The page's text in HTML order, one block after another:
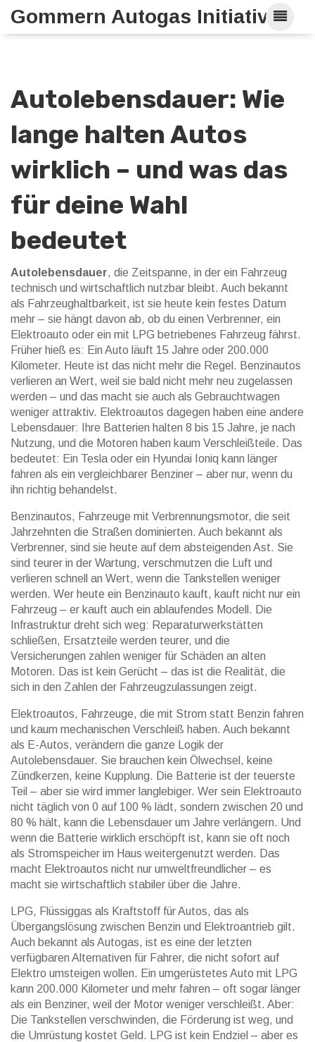
Gommern Autogas Initiative
Autolebensdauer: Wie
lange halten Autos
wirklich – und was das
für deine Wahl
bedeutet
Autolebensdauer, die Zeitspanne, in der ein Fahrzeug
technisch und wirtschaftlich nutzbar bleibt. Auch bekannt
als Fahrzeughaltbarkeit, ist sie heute kein festes Datum
mehr – sie hängt davon ab, ob du einen Verbrenner, ein
Elektroauto oder ein mit LPG betriebenes Fahrzeug fährst.
Früher hieß es: Ein Auto läuft 15 Jahre oder 200.000
Kilometer. Heute ist das nicht mehr die Regel. Benzinautos
verlieren an Wert, weil sie bald nicht mehr neu zugelassen
werden – und das macht sie auch als Gebrauchtwagen
weniger attraktiv. Elektroautos dagegen haben eine andere
Lebensdauer: Ihre Batterien halten 8 bis 15 Jahre, je nach
Nutzung, und die Motoren haben kaum Verschleißteile. Das
bedeutet: Ein Tesla oder ein Hyundai Ioniq kann länger
fahren als ein vergleichbarer Benziner – aber nur, wenn du
ihn richtig behandelst.
Benzinautos, Fahrzeuge mit Verbrennungsmotor, die seit
Jahrzehnten die Straßen dominierten. Auch bekannt als
Verbrenner, sind sie heute auf dem absteigenden Ast. Sie
sind teurer in der Wartung, verschmutzen die Luft und
verlieren schnell an Wert, wenn die Tankstellen weniger
werden. Wer heute ein Benzinauto kauft, kauft nicht nur ein
Fahrzeug – er kauft auch ein ablaufendes Modell. Die
Infrastruktur dreht sich weg: Reparaturwerkstätten
schließen, Ersatzteile werden teurer, und die
Versicherungen zahlen weniger für Schäden an alten
Motoren. Das ist kein Gerücht – das ist die Realität, die
sich in den Zahlen der Fahrzeugzulassungen zeigt.
Elektroautos, Fahrzeuge, die mit Strom statt Benzin fahren
und kaum mechanischen Verschleiß haben. Auch bekannt
als E-Autos, verändern die ganze Logik der
Autolebensdauer. Sie brauchen kein Ölwechsel, keine
Zündkerzen, keine Kupplung. Die Batterie ist der teuerste
Teil – aber sie wird immer langlebiger. Wer sein Elektroauto
nicht täglich von 0 auf 100 % lädt, sondern zwischen 20 und
80 % hält, kann die Lebensdauer um Jahre verlängern. Und
wenn die Batterie wirklich erschöpft ist, kann sie oft noch
als Stromspeicher im Haus weitergenutzt werden. Das
macht Elektroautos nicht nur umweltfreundlicher – es
macht sie wirtschaftlich stabiler über die Jahre.
LPG, Flüssiggas als Kraftstoff für Autos, das als
Übergangslösung zwischen Benzin und Elektroantrieb gilt.
Auch bekannt als Autogas, ist es eine der letzten
verfügbaren Alternativen für Fahrer, die nicht sofort auf
Elektro umsteigen wollen. Ein umgerüstetes Auto mit LPG
kann 200.000 Kilometer und mehr fahren – oft sogar länger
als ein Benziner, weil der Motor weniger verschleißt. Aber:
Die Tankstellen verschwinden, die Förderung ist weg, und
die Umrüstung kostet Geld. LPG ist kein Endziel – aber es